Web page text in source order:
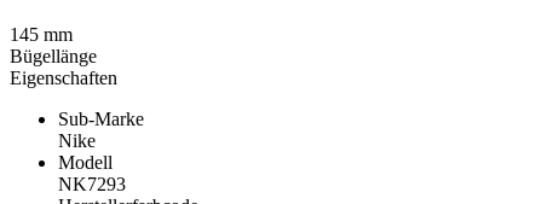
Eigenschaften
Sub-Marke
Nike
Modell
NK7293
145 mm
Bügellänge